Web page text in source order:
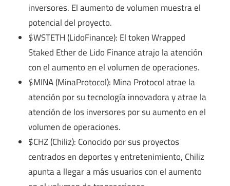
inversores. El aumento de volumen muestra el
potencial del proyecto.
$WSTETH (LidoFinance): El token Wrapped
Staked Ether de Lido Finance atrajo la atención
con el aumento en el volumen de operaciones.
$MINA (MinaProtocol): Mina Protocol atrae la
atención por su tecnología innovadora y atrae la
atención de los inversores por su aumento en el
volumen de operaciones.
$CHZ (Chiliz): Conocido por sus proyectos
centrados en deportes y entretenimiento, Chiliz
apunta a llegar a más usuarios con el aumento